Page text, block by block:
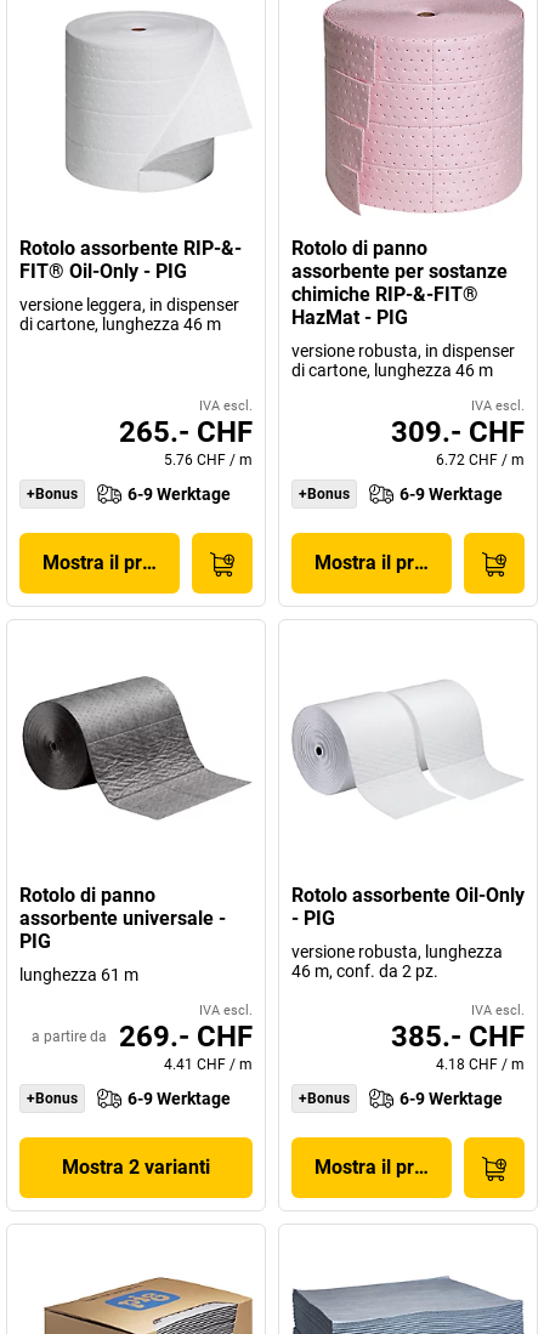
Rotolo assorbente RIP-&-
FIT® Oil-Only - PIG
versione leggera, in dispenser
di cartone, lunghezza 46 m
IVA escl.
265.- CHF
5.76 CHF / m
+Bonus
6-9 Werktage
Mostra il prodotto
Rotolo di panno
assorbente per sostanze
chimiche RIP-&-FIT®
HazMat - PIG
versione robusta, in dispenser
di cartone, lunghezza 46 m
IVA escl.
309.- CHF
6.72 CHF / m
+Bonus
6-9 Werktage
Mostra il prodotto
Rotolo di panno
assorbente universale -
PIG
lunghezza 61 m
IVA escl.
a partire da 269.- CHF
4.41 CHF / m
+Bonus
6-9 Werktage
Mostra 2 varianti
Rotolo assorbente Oil-Only
- PIG
versione robusta, lunghezza
46 m, conf. da 2 pz.
IVA escl.
385.- CHF
4.18 CHF / m
+Bonus
6-9 Werktage
Mostra il prodotto